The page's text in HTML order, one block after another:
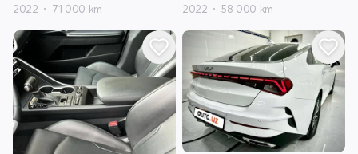
2022 71 000 km 2022 58 000 km